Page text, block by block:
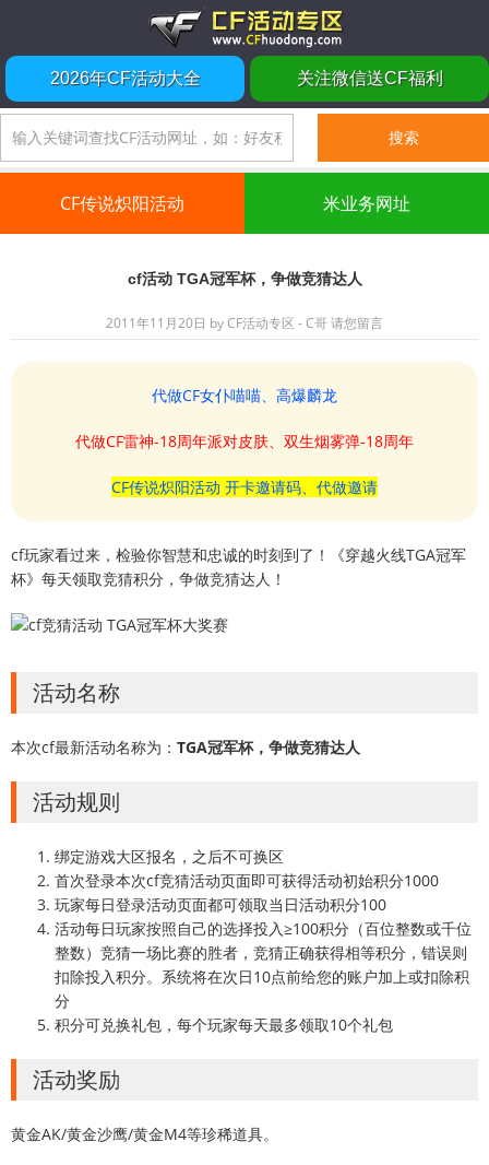
2026年CF活动大全 关注微信送CF福利
CF传说炽阳活动 米业务网址
cf活动 TGA冠军杯，争做竞猜达人
2011年11月20日 byCF活动专区 - C哥请您留言
代做CF女仆喵喵、高爆麟龙
代做CF雷神-18周年派对皮肤、双生烟雾弹-18周年
CF传说炽阳活动 开卡邀请码、代做邀请
cf玩家看过来，检验你智慧和忠诚的时刻到了！《穿越火线TGA冠军
杯》每天领取竞猜积分，争做竞猜达人！
活动名称
本次cf最新活动名称为： TGA冠军杯，争做竞猜达人
活动规则
绑定游戏大区报名，之后不可换区
首次登录本次cf竞猜活动页面即可获得活动初始积分1000
玩家每日登录活动页面都可领取当日活动积分100
活动每日玩家按照自己的选择投入≥100积分（百位整数或千位
整数）竞猜一场比赛的胜者，竞猜正确获得相等积分，错误则
扣除投入积分。系统将在次日10点前给您的账户加上或扣除积
分
积分可兑换礼包，每个玩家每天最多领取10个礼包
活动奖励
黄金AK/黄金沙鹰/黄金M4等珍稀道具。